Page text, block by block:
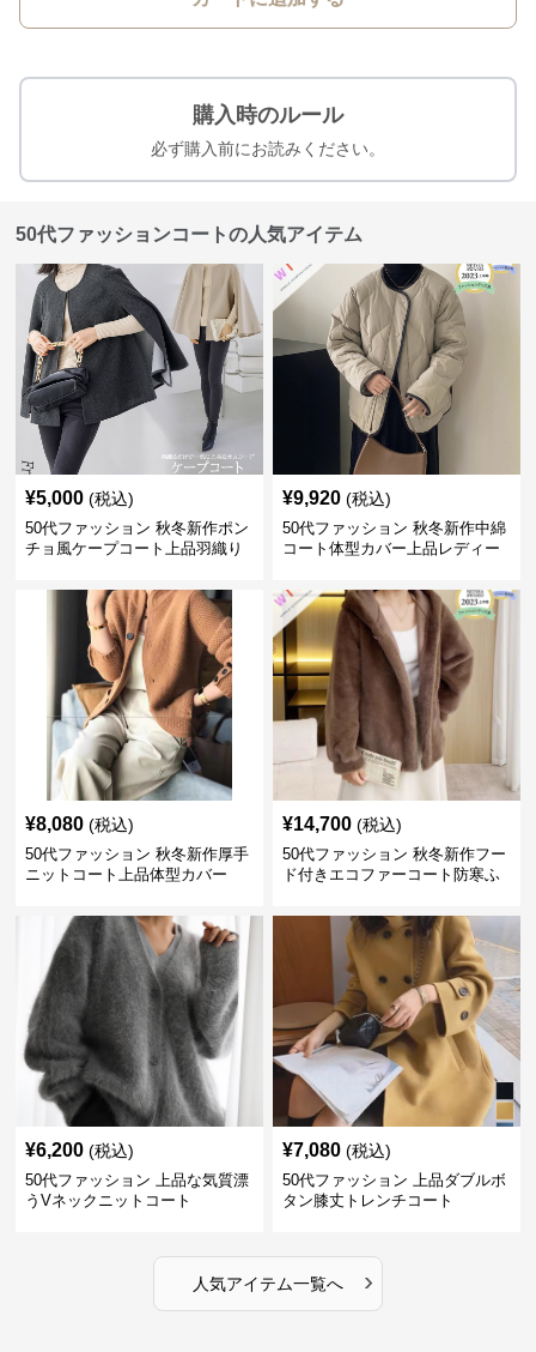
購入時のルール
必ず購入前にお読みください。
50代ファッションコートの人気アイテム
¥5,000 (税込)
50代ファッション 秋冬新作ポン
チョ風ケープコート上品羽織り
¥9,920 (税込)
50代ファッション 秋冬新作中綿
コート体型カバー上品レディー
¥8,080 (税込)
50代ファッション 秋冬新作厚手
ニットコート上品体型カバー
¥14,700 (税込)
50代ファッション 秋冬新作フー
ド付きエコファーコート防寒ふ
¥6,200 (税込)
50代ファッション 上品な気質漂
うVネックニットコート
¥7,080 (税込)
50代ファッション 上品ダブルボ
タン膝丈トレンチコート
人気アイテム一覧へ ›